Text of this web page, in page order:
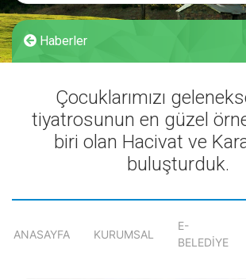
Haberler
Çocuklarımızı
tiyatrosunun en güzel
biri olan Hacivat ve
buluşturduk.
ANASAYFA KURUMSAL
E-
BELEDİYE